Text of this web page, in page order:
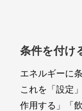
条件を付け
エネルギーに
これを「設定
作用する」「